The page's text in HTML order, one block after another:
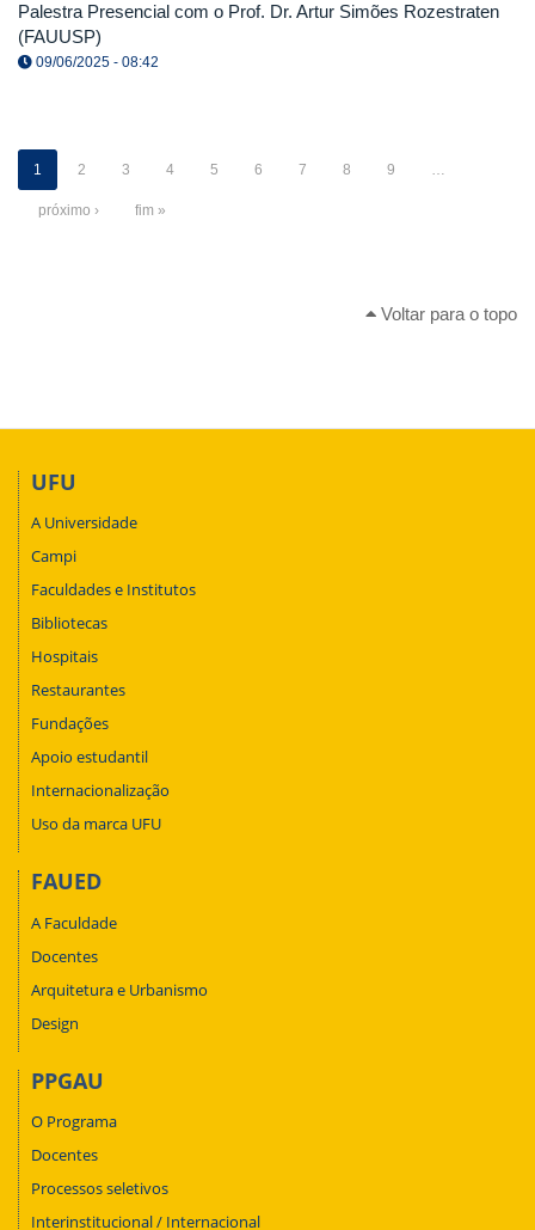
Palestra Presencial com o Prof. Dr. Artur Simões Rozestraten
(FAUUSP)
09/06/2025 - 08:42
1 2 3 4 5 6 7 8 9 …
próximo › fim »
Voltar para o topo
UFU
A Universidade
Campi
Faculdades e Institutos
Bibliotecas
Hospitais
Restaurantes
Fundações
Apoio estudantil
Internacionalização
Uso da marca UFU
FAUED
A Faculdade
Docentes
Arquitetura e Urbanismo
Design
PPGAU
O Programa
Docentes
Processos seletivos
Interinstitucional / Internacional